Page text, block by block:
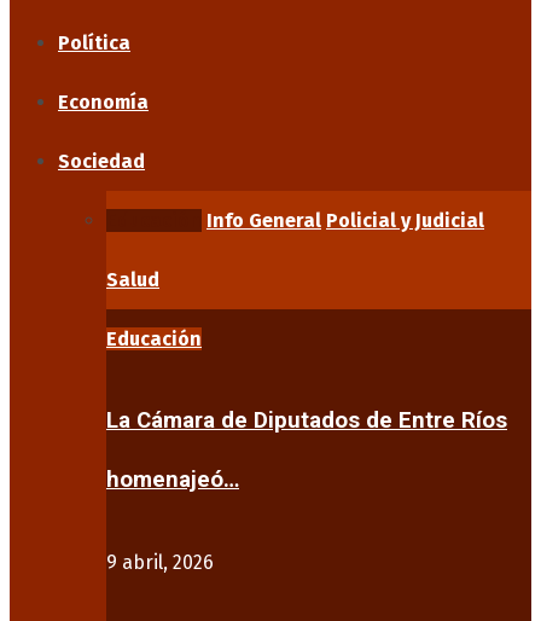
Política
Economía
Sociedad
Info General Policial y Judicial
Salud
Educación
La Cámara de Diputados de Entre Ríos
homenajeó…
9 abril, 2026